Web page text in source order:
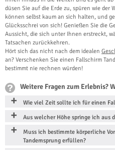
düsen Sie auf die Erde zu, spüren wie der
können selbst kaum an sich halten, und
Glücksschrei von sich! Genießen Sie die
Aussicht, die sich unter Ihnen erstreckt,
Tatsachen zurückkehren.
Hört sich das nicht nach dem idealen
an? Verschenken Sie einen Fallschirm
bestimmt nie rechnen würden!
Weitere Fragen zum Erlebnis?
Wie viel Zeit sollte ich für einen
Aus welcher Höhe springe ich aus
Muss ich bestimmte körperliche
Tandemsprung erfüllen?